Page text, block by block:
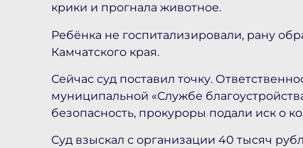
крики и прогнала животное.
Ребёнка не госпитализировали, рану
Камчатского края.
Сейчас суд поставил точку.
муниципальной «Службе
безопасность, прокуроры подали иск о
Суд взыскал с организации 40 тысяч